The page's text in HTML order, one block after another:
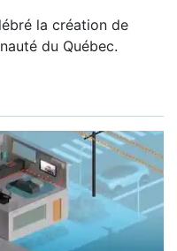
la création de
du Québec.